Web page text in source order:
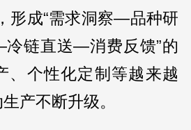
形成“需求洞察—品种研
链直送—消费反馈”的
、个性化定制等越来越
产不断升级。